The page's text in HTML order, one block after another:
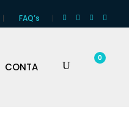
FAQ’s
CONTA
0